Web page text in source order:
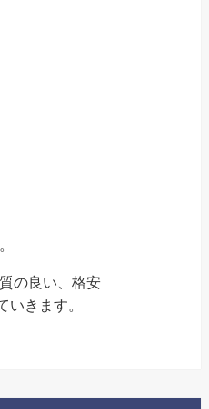
の良い、格安
いきます。